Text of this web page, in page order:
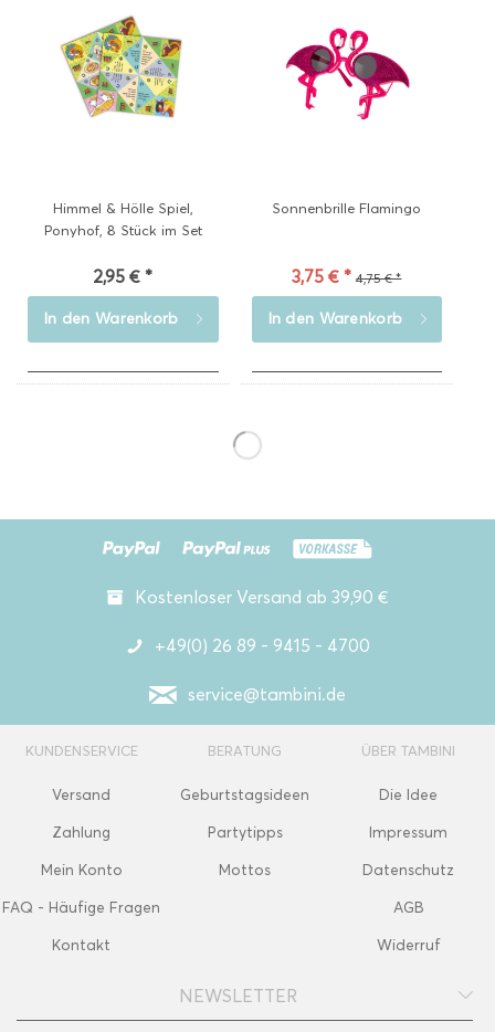
Himmel & Hölle Spiel,
Ponyhof, 8 Stück im Set
2,95 € *
In den Warenkorb
Sonnenbrille Flamingo
3,75 € * 4,75 € *
In den Warenkorb
Kostenloser Versand ab 39,90 €
+49(0) 26 89 - 9415 - 4700
service@tambini.de
KUNDENSERVICE
Versand
Zahlung
Mein Konto
FAQ - Häufige Fragen
Kontakt
BERATUNG
Geburtstagsideen
Partytipps
Mottos
ÜBER TAMBINI
Die Idee
Impressum
Datenschutz
AGB
Widerruf
NEWSLETTER